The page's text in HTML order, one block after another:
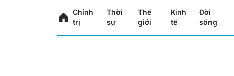
Chính
trị
Thời
sự
Thế
giới
Kinh
tế
Đời
sống